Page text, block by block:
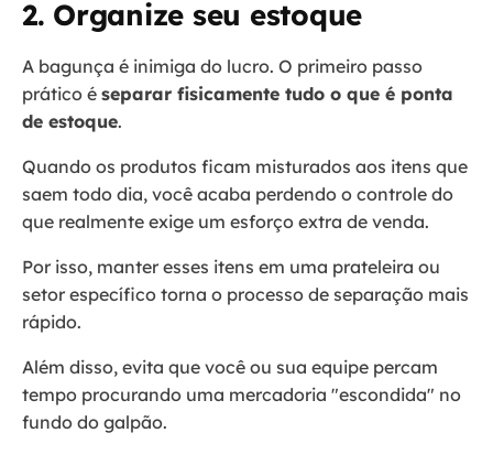
2. Organize seu estoque
A bagunça é inimiga do lucro. O primeiro passo
prático é separar fisicamente tudo o que é ponta
de estoque.
Quando os produtos ficam misturados aos itens que
saem todo dia, você acaba perdendo o controle do
que realmente exige um esforço extra de venda.
Por isso, manter esses itens em uma prateleira ou
setor específico torna o processo de separação mais
rápido.
Além disso, evita que você ou sua equipe percam
tempo procurando uma mercadoria "escondida" no
fundo do galpão.